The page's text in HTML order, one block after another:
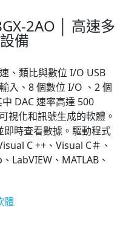
2AO │ 高速多
備
、類比與數位 I/O USB
入、8 個數位 I/O 、2 個
DAC 速率高達 500
視化和訊號生成的軟體。
時查看數據。 驅動程式
C ++、Visual C＃、
LabVIEW、MATLAB、
體